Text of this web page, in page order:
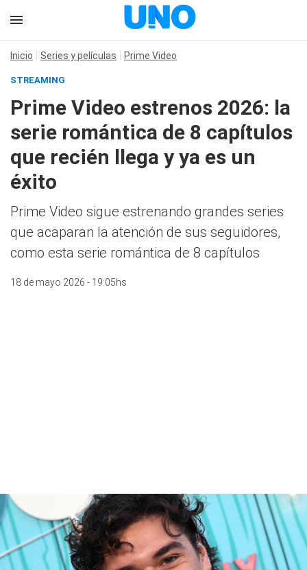
Inicio Series y películas Prime Video
STREAMING
Prime Video estrenos 2026: la
serie romántica de 8 capítulos
que recién llega y ya es un
éxito
Prime Video sigue estrenando grandes series
que acaparan la atención de sus seguidores,
como esta serie romántica de 8 capítulos
18 de mayo 2026 - 19:05hs